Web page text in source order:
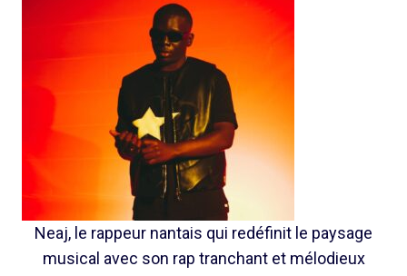
Neaj, le rappeur nantais qui redéfinit le paysage
musical avec son rap tranchant et mélodieux